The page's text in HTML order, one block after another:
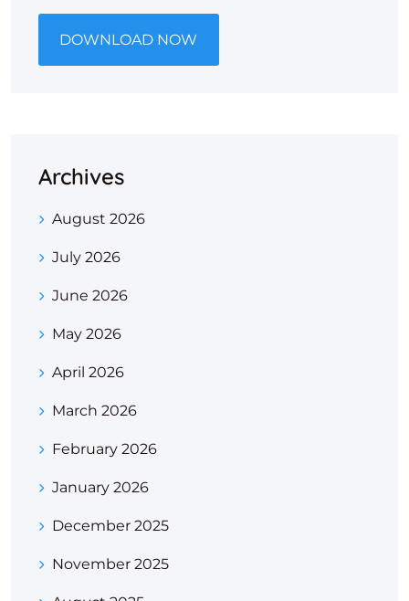
DOWNLOAD NOW
Archives
August 2026
July 2026
June 2026
May 2026
April 2026
March 2026
February 2026
January 2026
December 2025
November 2025